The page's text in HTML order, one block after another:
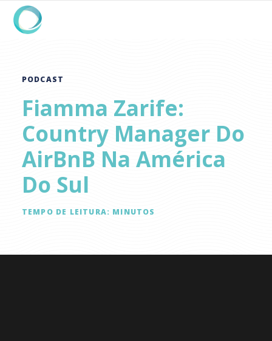
PODCAST
Fiamma Zarife:
Country Manager Do
AirBnB Na América
Do Sul
TEMPO DE LEITURA: MINUTOS